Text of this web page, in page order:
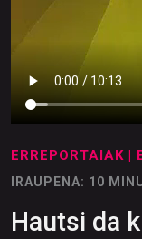
ERREPORTAIAK |
IRAUPENA: 10
Hautsi da